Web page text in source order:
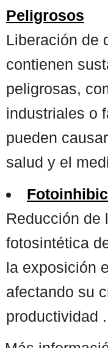
Peligrosos
Liberación de
contienen
peligrosas,
industriales o
pueden
salud y el
Reducción de
fotosintética
la exposición
afectando su
productividad